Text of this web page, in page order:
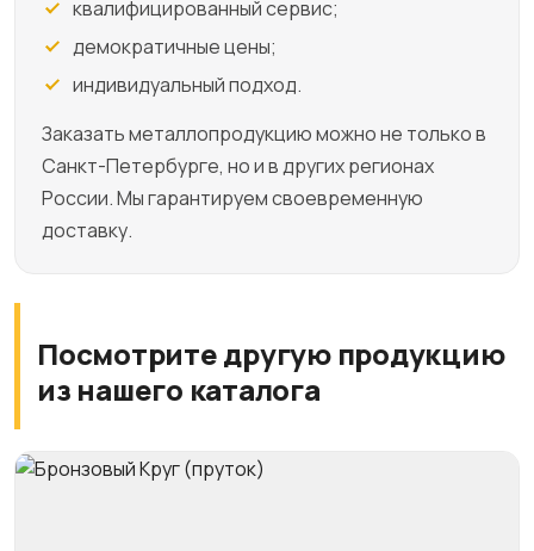
квалифицированный сервис;
демократичные цены;
индивидуальный подход.
Заказать металлопродукцию можно не только в
Санкт-Петербурге, но и в других регионах
России. Мы гарантируем своевременную
доставку.
Посмотрите другую продукцию
из нашего каталога